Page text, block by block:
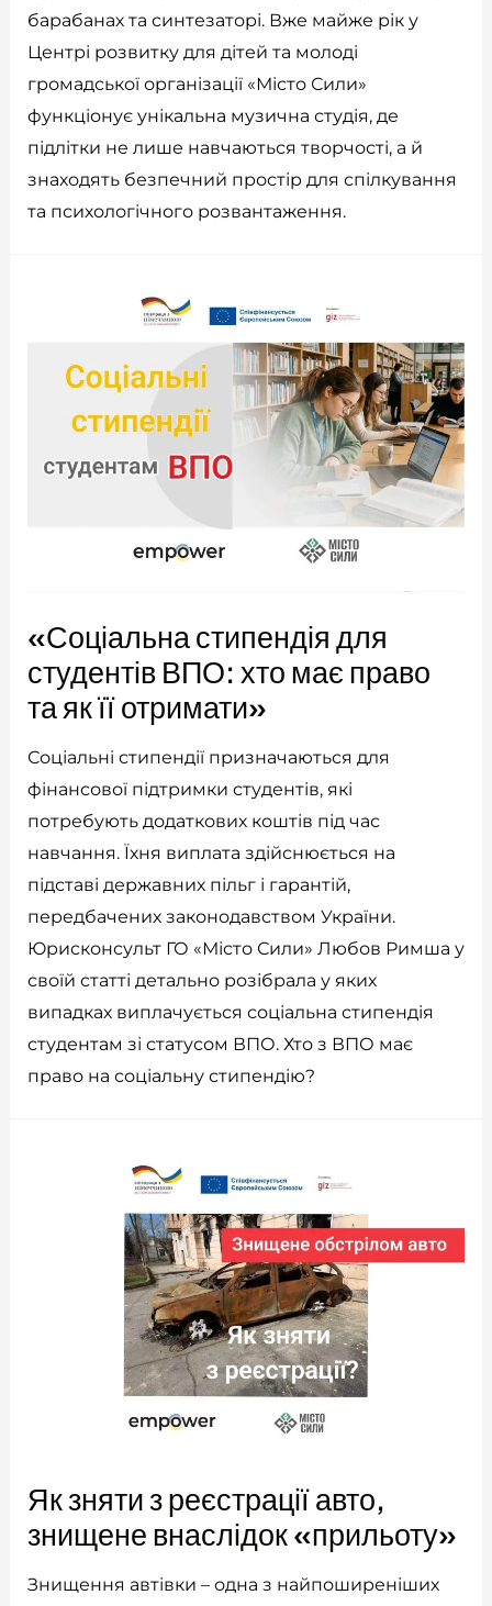
барабанах та синтезаторі. Вже майже рік у
Центрі розвитку для дітей та молоді
громадської організації «Місто Сили»
функціонує унікальна музична студія, де
підлітки не лише навчаються творчості, а й
знаходять безпечний простір для спілкування
та психологічного розвантаження.
«Соціальна стипендія для
студентів ВПО: хто має право
та як її отримати»
Соціальні стипендії призначаються для
фінансової підтримки студентів, які
потребують додаткових коштів під час
навчання. Їхня виплата здійснюється на
підставі державних пільг і гарантій,
передбачених законодавством України.
Юрисконсульт ГО «Місто Сили» Любов Римша у
своїй статті детально розібрала у яких
випадках виплачується соціальна стипендія
студентам зі статусом ВПО. Хто з ВПО має
право на соціальну стипендію?
Як зняти з реєстрації авто,
знищене внаслідок «прильоту»
Знищення автівки – одна з найпоширеніших